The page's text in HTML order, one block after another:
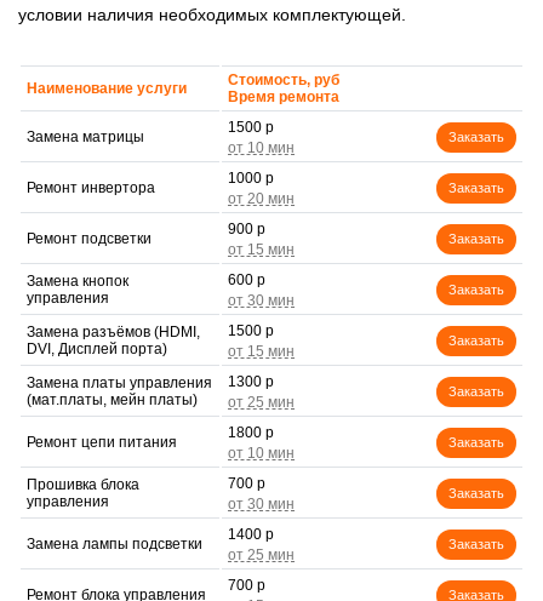
условии наличия необходимых комплектующей.
Наименование услуги
Стоимость, руб
Время ремонта
Замена матрицы
1500 р
Заказать
Ремонт инвертора
1000 р
Заказать
Ремонт подсветки
900 р
Заказать
Замена кнопок
управления
600 р
Заказать
Замена разъёмов (HDMI,
DVI, Дисплей порта)
1500 р
Заказать
Замена платы управления
(мат.платы, мейн платы)
1300 р
Заказать
Ремонт цепи питания
1800 р
Заказать
Прошивка блока
управления
700 р
Заказать
Замена лампы подсветки
1400 р
Заказать
Ремонт блока управления
700 р
Заказать